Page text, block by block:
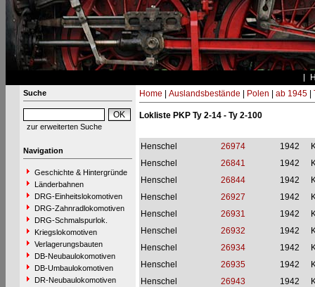
Suche
zur erweiterten Suche
Navigation
Geschichte & Hintergründe
Länderbahnen
DRG-Einheitslokomotiven
DRG-Zahnradlokomotiven
DRG-Schmalspurlok.
Kriegslokomotiven
Verlagerungsbauten
DB-Neubaulokomotiven
DB-Umbaulokomotiven
DR-Neubaulokomotiven
Home Auslandsbestände Polen ab 1945|
Lokliste PKP Ty 2-14 - Ty 2-100
Henschel 26974 1942
Henschel
26841 1942
Henschel
26844 1942
Henschel
26927 1942
Henschel
26931 1942
Henschel
26932 1942
Henschel
26934 1942
Henschel
26935 1942
Henschel
26943 1942